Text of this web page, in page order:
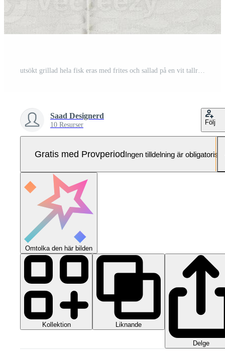
utsökt grillad hela fisk eras med frites och sallad på en vit tallrik gourmet måltid Pro Foto
Saad Designerd
10 Resurser Följ
Gratis med ProvperiodIngen tilldelning är obligatorisk
Omtolka den här bilden
Kollektion Liknande
Delge